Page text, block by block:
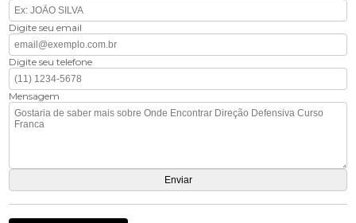
Digite seu email
Digite seu telefone
Mensagem